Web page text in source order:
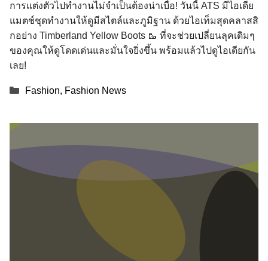
การแต่งตัวไปทำงานไม่จำเป็นต้องน่าเบื่อ! วันนี้ ATS มีไอเดีย
แมตช์ชุดทำงานให้ดูมีสไตล์และภูมิฐาน ด้วยไอเท็มสุดคลาสสิ
กอย่าง Timberland Yellow Boots 🥾 ที่จะช่วยเปลี่ยนลุคเดิมๆ
ของคุณให้ดูโดดเด่นและมั่นใจยิ่งขึ้น พร้อมแล้วไปดูไอเดียกัน
เลย!
Categories
Fashion, Fashion News